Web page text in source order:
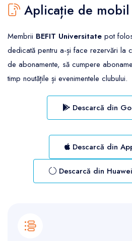
Aplicație de
Membrii BEFIT Universitate pot
dedicată pentru a-și face rezervări la
de abonamente, să cumpere
timp noutățile și evenimentele clubului.
Descarcă din
Descarcă din
Descarcă din